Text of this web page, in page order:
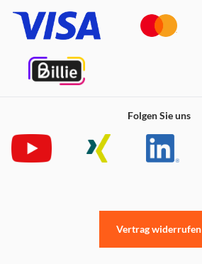
Folgen Sie uns
Vertrag widerrufen